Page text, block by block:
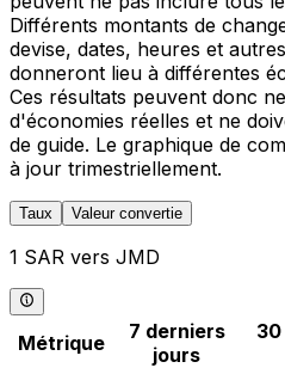
Différents montants de
devise, dates, heures et
donneront lieu à différentes
Ces résultats peuvent donc
d'économies réelles et ne
de guide. Le graphique de
à jour trimestriellement.
Taux Valeur convertie
1 SAR vers JMD
Métrique
7 derniers
jours